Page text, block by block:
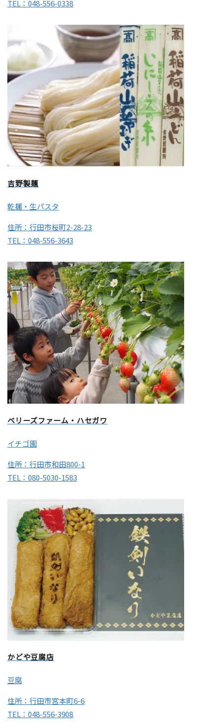
TEL：048-556-0338
吉野製麺
乾麺・生パスタ
住所：行田市桜町2-28-23
TEL：048-556-3643
ベリーズファーム・ハセガワ
イチゴ園
住所：行田市和田800-1
TEL：080-5030-1583
かどや豆腐店
豆腐
住所：行田市宮本町6-6
TEL：048-556-3908